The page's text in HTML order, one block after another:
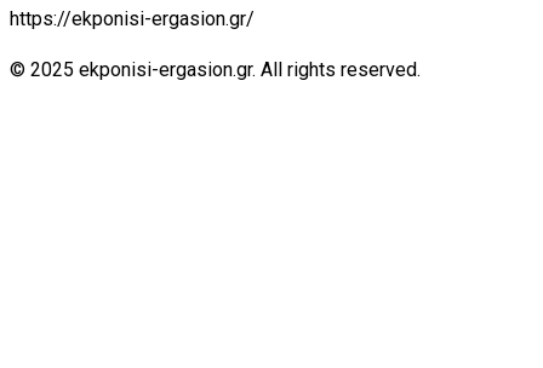
https://ekponisi-ergasion.gr/
© 2025 ekponisi-ergasion.gr. All rights reserved.